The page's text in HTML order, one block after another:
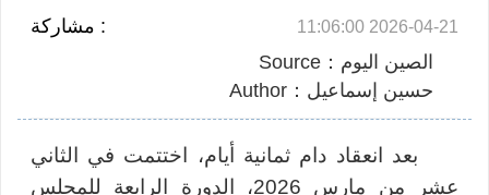
: مشاركة 2026-04-21 11:06:00
الصين اليوم：Source
حسين إسماعيل：Author
بعد انعقاد دام ثمانية أيام، اختتمت في الثاني
عشر من مارس 2026، الدورة الرابعة للمجلس